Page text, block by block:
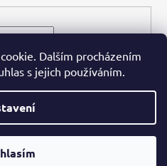
Dalším procházením
s jejich používáním.
Shoptet